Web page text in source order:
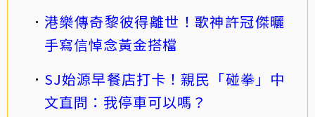
港樂傳奇黎彼得離世！歌神許冠傑曬
手寫信悼念黃金搭檔
SJ始源早餐店打卡！親民「碰拳」中
文直問：我停車可以嗎？